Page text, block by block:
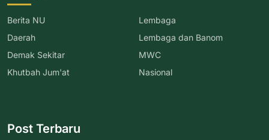
Berita NU
Daerah
Demak Sekitar
Khutbah Jum'at
Lembaga
Lembaga dan Banom
MWC
Nasional
Post Terbaru